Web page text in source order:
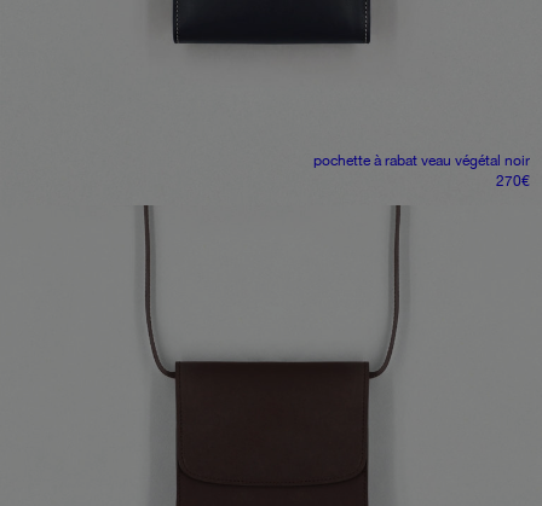
pochette à rabat veau végétal noir
270€